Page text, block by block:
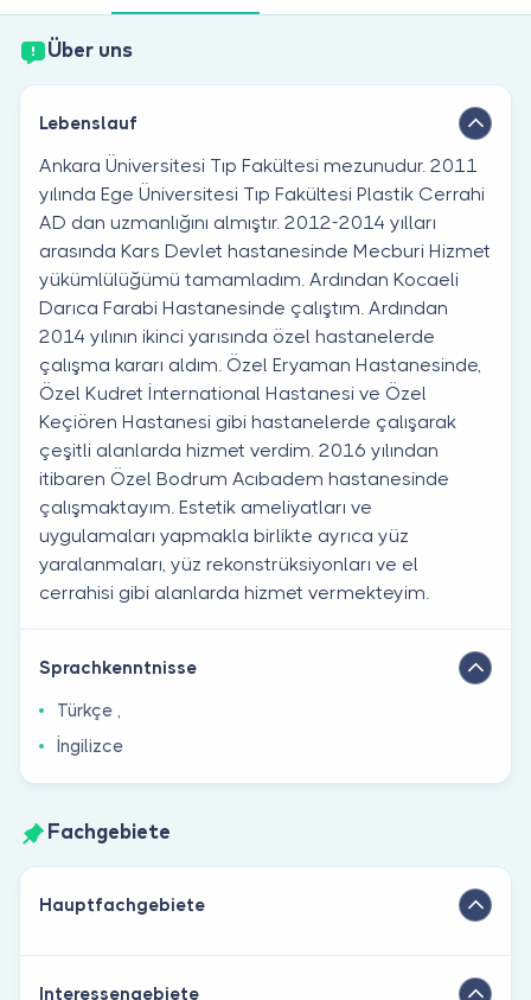
Über uns
Lebenslauf
Ankara Üniversitesi Tıp Fakültesi mezunudur. 2011
yılında Ege Üniversitesi Tıp Fakültesi Plastik Cerrahi
AD dan uzmanlığını almıştır. 2012-2014 yılları
arasında Kars Devlet hastanesinde Mecburi Hizmet
yükümlülüğümü tamamladım. Ardından Kocaeli
Darıca Farabi Hastanesinde çalıştım. Ardından
2014 yılının ikinci yarısında özel hastanelerde
çalışma kararı aldım. Özel Eryaman Hastanesinde,
Özel Kudret İnternational Hastanesi ve Özel
Keçiören Hastanesi gibi hastanelerde çalışarak
çeşitli alanlarda hizmet verdim. 2016 yılından
itibaren Özel Bodrum Acıbadem hastanesinde
çalışmaktayım. Estetik ameliyatları ve
uygulamaları yapmakla birlikte ayrıca yüz
yaralanmaları, yüz rekonstrüksiyonları ve el
cerrahisi gibi alanlarda hizmet vermekteyim.
Sprachkenntnisse
Türkçe ,
İngilizce
Fachgebiete
Hauptfachgebiete
Interessengebiete